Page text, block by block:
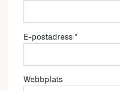
E-postadress *
Webbplats